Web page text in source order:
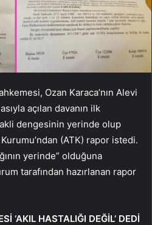
Ozan Karaca’nın Alevi
açılan davanın ilk
akli dengesinin yerinde olup
(ATK) rapor istedi.
yerinde” olduğuna
tarafından hazırlanan rapor
‘AKIL HASTALIĞI DEĞİL’ DEDİ